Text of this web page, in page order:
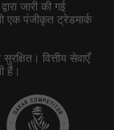
जारी की गई
एक पंजीकृत ट्रेडमार्क
वित्तीय सेवाएँ
हैं।